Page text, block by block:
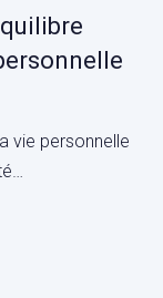
vie personnelle